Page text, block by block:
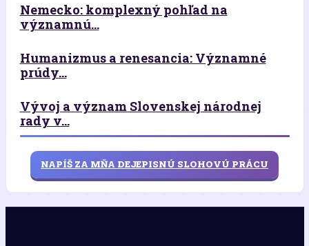
Nemecko: komplexný pohľad na
významnú...
Humanizmus a renesancia: Významné
prúdy...
Vývoj a význam Slovenskej národnej
rady v...
NAPÍŠ ZA MŇA DEJEPISNÚ SLOHOVÚ PRÁCU